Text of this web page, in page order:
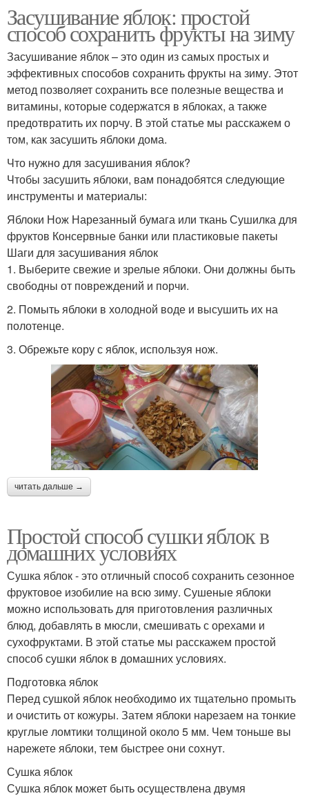
Засушивание яблок: простой
способ сохранить фрукты на зиму
Засушивание яблок – это один из самых простых и
эффективных способов сохранить фрукты на зиму. Этот
метод позволяет сохранить все полезные вещества и
витамины, которые содержатся в яблоках, а также
предотвратить их порчу. В этой статье мы расскажем о
том, как засушить яблоки дома.
Что нужно для засушивания яблок?
Чтобы засушить яблоки, вам понадобятся следующие
инструменты и материалы:
Яблоки Нож Нарезанный бумага или ткань Сушилка для
фруктов Консервные банки или пластиковые пакеты
Шаги для засушивания яблок
1. Выберите свежие и зрелые яблоки. Они должны быть
свободны от повреждений и порчи.
2. Помыть яблоки в холодной воде и высушить их на
полотенце.
3. Обрежьте кору с яблок, используя нож.
читать дальше →
Простой способ сушки яблок в
домашних условиях
Сушка яблок - это отличный способ сохранить сезонное
фруктовое изобилие на всю зиму. Сушеные яблоки
можно использовать для приготовления различных
блюд, добавлять в мюсли, смешивать с орехами и
сухофруктами. В этой статье мы расскажем простой
способ сушки яблок в домашних условиях.
Подготовка яблок
Перед сушкой яблок необходимо их тщательно промыть
и очистить от кожуры. Затем яблоки нарезаем на тонкие
круглые ломтики толщиной около 5 мм. Чем тоньше вы
нарежете яблоки, тем быстрее они сохнут.
Сушка яблок
Сушка яблок может быть осуществлена двумя